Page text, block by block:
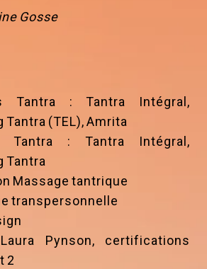
Gosse
Tantra : Tantra Intégral,
Tantra (TEL), Amrita
Tantra : Tantra Intégral,
Tantra
Massage tantrique
transpersonnelle
Pynson, certifications
2